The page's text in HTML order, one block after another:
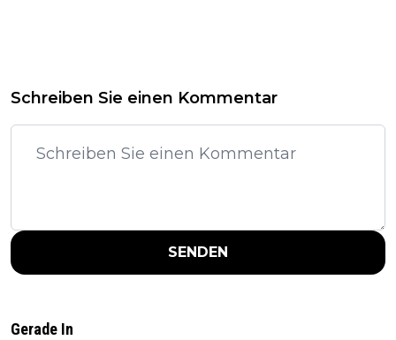
Schreiben Sie einen Kommentar
SENDEN
Gerade In